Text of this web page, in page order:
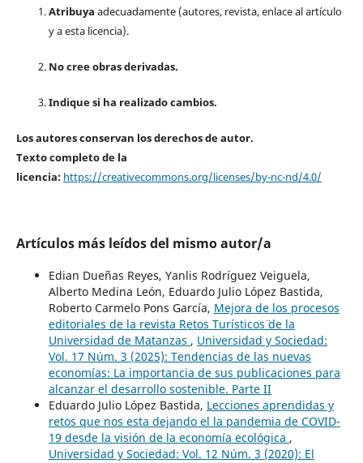
Atribuya adecuadamente (autores, revista, enlace al artículo
y a esta licencia).
No cree obras derivadas.
Indique si ha realizado cambios.
Los autores conservan los derechos de autor.
Texto completo de la
licencia: https://creativecommons.org/licenses/by-nc-nd/4.0/
Artículos más leídos del mismo autor/a
Edian Dueñas Reyes, Yanlis Rodríguez Veiguela,
Alberto Medina León, Eduardo Julio López Bastida,
Roberto Carmelo Pons García, Mejora de los procesos
editoriales de la revista ¨Retos Turísticos¨ de la
Universidad de Matanzas , Universidad y Sociedad:
Vol. 17 Núm. 3 (2025): Tendencias de las nuevas
economías: La importancia de sus publicaciones para
alcanzar el desarrollo sostenible. Parte II
Eduardo Julio López Bastida, Lecciones aprendidas y
retos que nos esta dejando el la pandemia de COVID-
19 desde la visión de la economía ecológica ,
Universidad y Sociedad: Vol. 12 Núm. 3 (2020): El